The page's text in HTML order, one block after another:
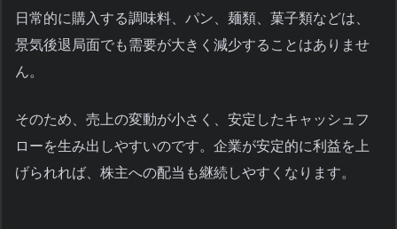
日常的に購入する調味料、パン、麺類、菓子類などは、
景気後退局面でも需要が大きく減少することはありませ
ん。
そのため、売上の変動が小さく、安定したキャッシュフ
ローを生み出しやすいのです。企業が安定的に利益を上
げられれば、株主への配当も継続しやすくなります。